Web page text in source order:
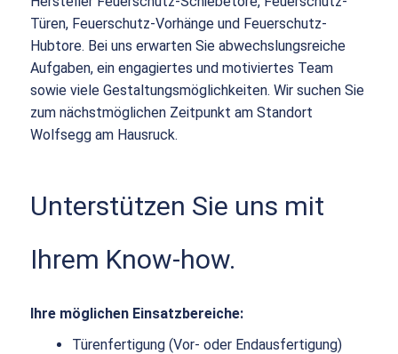
Türen, Feuerschutz-Vorhänge und Feuerschutz-
Hubtore. Bei uns erwarten Sie abwechslungsreiche
Aufgaben, ein engagiertes und motiviertes Team
sowie viele Gestaltungsmöglichkeiten. Wir suchen Sie
zum nächstmöglichen Zeitpunkt am Standort
Wolfsegg am Hausruck.
Unterstützen Sie uns mit
Ihrem Know-how.
Ihre möglichen Einsatzbereiche:
Türenfertigung (Vor- oder Endausfertigung)